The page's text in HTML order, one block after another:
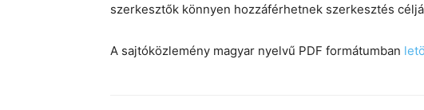
szerkesztők könnyen hozzáférhetnek szerkesztés
A sajtóközlemény magyar nyelvű PDF formátumban